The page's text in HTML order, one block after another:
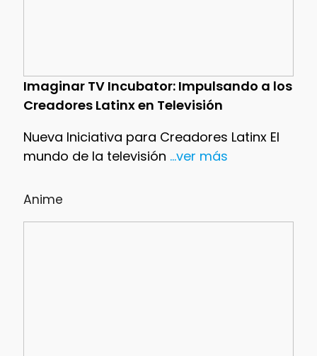
Imaginar TV Incubator: Impulsando a los
Creadores Latinx en Televisión
Nueva Iniciativa para Creadores Latinx El
mundo de la televisión ...ver más
Anime